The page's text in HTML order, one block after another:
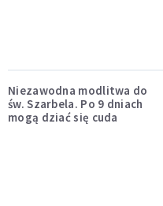
Niezawodna modlitwa do
św. Szarbela. Po 9 dniach
mogą dziać się cuda